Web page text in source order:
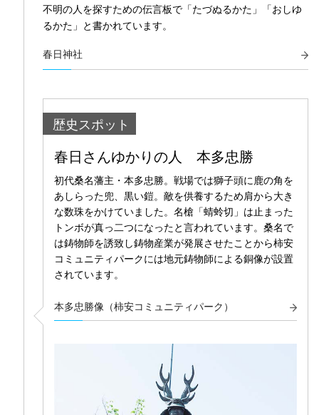
不明の人を探すための伝言板で「たづぬるかた」「おしゆ
るかた」と書かれています。
春日神社
歴史スポット
春日さんゆかりの人 本多忠勝
初代桑名藩主・本多忠勝。戦場では獅子頭に鹿の角を
あしらった兜、黒い鎧。敵を供養するため肩から大き
な数珠をかけていました。名槍「蜻蛉切」は止まった
トンボが真っ二つになったと言われています。桑名で
は鋳物師を誘致し鋳物産業が発展させたことから柿安
コミュニティパークには地元鋳物師による銅像が設置
されています。
本多忠勝像（柿安コミュニティパーク）